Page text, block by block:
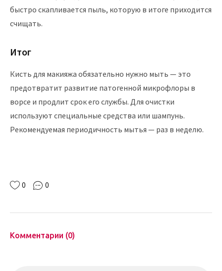
быстро скапливается пыль, которую в итоге приходится
счищать.
Итог
Кисть для макияжа обязательно нужно мыть — это
предотвратит развитие патогенной микрофлоры в
ворсе и продлит срок его службы. Для очистки
используют специальные средства или шампунь.
Рекомендуемая периодичность мытья — раз в неделю.
0 0
Комментарии (0)